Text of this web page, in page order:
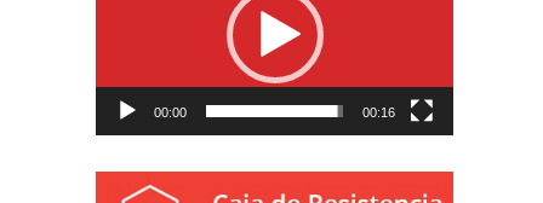
00:00 00:16